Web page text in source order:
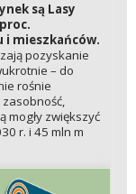
są Lasy
i mieszkańców.
pozyskanie
– do
rośnie
mogły zwiększyć
r. i 45 mln m